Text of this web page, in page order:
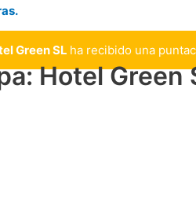
Green SL ha recibido una
Hotel Green